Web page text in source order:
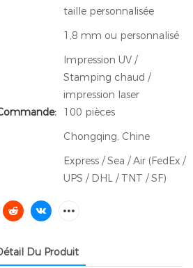
taille personnalisée
1,8 mm ou personnalisé
Impression UV /
Stamping chaud /
impression laser
100 pièces
Chongqing, Chine
Express / Sea / Air (FedEx /
UPS / DHL / TNT / SF)
Du Produit